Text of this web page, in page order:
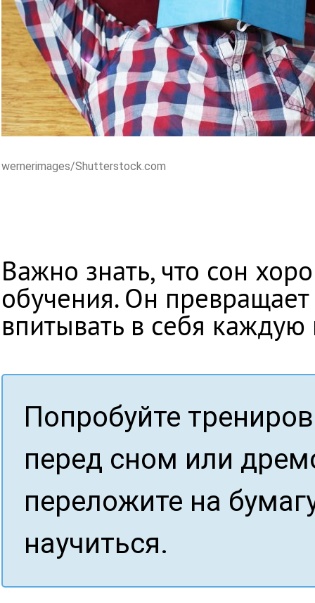
wernerimages/Shutterstock.com
Важно знать, что сон
обучения. Он превращает
впитывать в себя
Попробуйте
перед сном или
переложите на
научиться.